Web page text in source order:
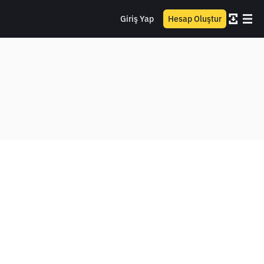
Giriş Yap Hesap Oluştur